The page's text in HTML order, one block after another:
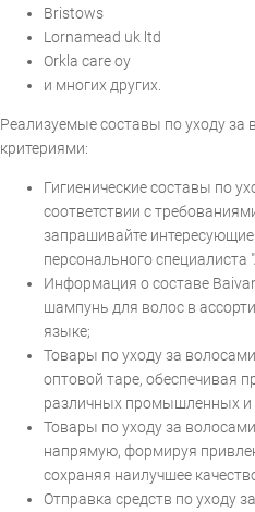
Bristows
Lornamead uk ltd
Orkla care oy
и многих других.
Реализуемые составы по уходу
критериями:
Гигиенические составы по
соответствии с
запрашивайте
персонального специалиста
Информация о составе
шампунь для волос в
языке;
Товары по уходу за
оптовой таре, обеспечивая
различных промышленных
Товары по уходу за
напрямую, формируя
сохраняя наилучшее
Отправка средств по уходу